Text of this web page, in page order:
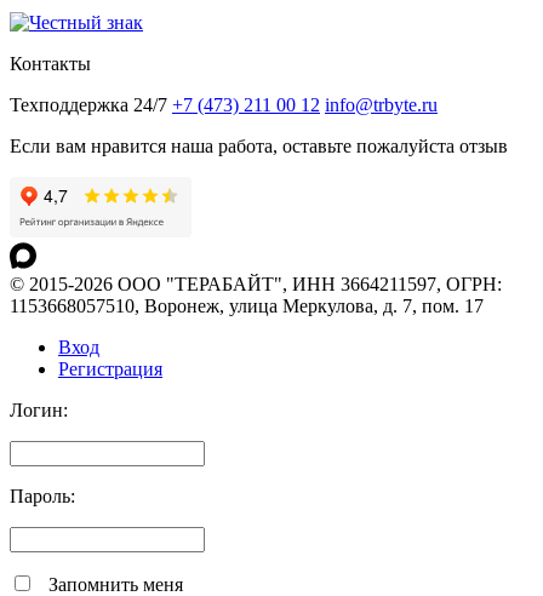
Контакты
Техподдержка 24/7 +7 (473) 211 00 12 info@trbyte.ru
Если вам нравится наша работа, оставьте пожалуйста отзыв
© 2015-2026 ООО "ТЕРАБАЙТ", ИНН 3664211597, ОГРН:
1153668057510, Воронеж, улица Меркулова, д. 7, пом. 17
Вход
Регистрация
Логин:
Пароль:
Запомнить меня